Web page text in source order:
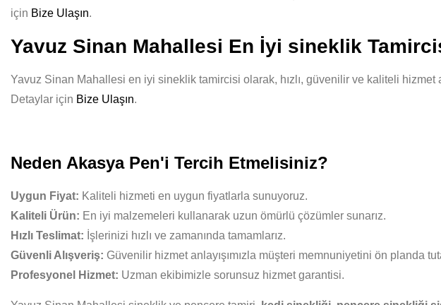
için Bize Ulaşın.
Yavuz Sinan Mahallesi En İyi sineklik
Yavuz Sinan Mahallesi en iyi sineklik tamircisi olarak, hızlı, güvenilir ve kaliteli
Detaylar için Bize Ulaşın.
Neden Akasya Pen'i Tercih Etmelisiniz?
Uygun Fiyat: Kaliteli hizmeti en uygun fiyatlarla sunuyoruz.
Kaliteli Ürün: En iyi malzemeleri kullanarak uzun ömürlü çözümler sunarız.
Hızlı Teslimat: İşlerinizi hızlı ve zamanında tamamlarız.
Güvenli Alışveriş: Güvenilir hizmet anlayışımızla müşteri memnuniyetini ön planda
Profesyonel Hizmet: Uzman ekibimizle sorunsuz hizmet garantisi.